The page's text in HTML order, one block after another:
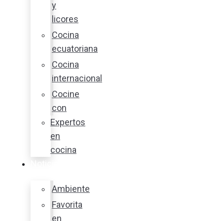
y
licores
Cocina
ecuatoriana
Cocina
internacional
Cocine
con
Expertos
en
cocina
Ambiente
Favorita
en